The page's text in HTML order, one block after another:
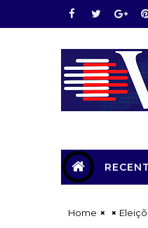
Home